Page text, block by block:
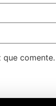
comente.